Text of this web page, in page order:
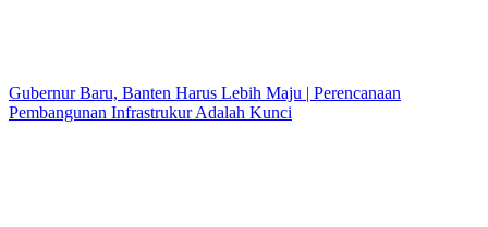
Gubernur Baru, Banten Harus Lebih Maju | Perencanaan
Pembangunan Infrastrukur Adalah Kunci